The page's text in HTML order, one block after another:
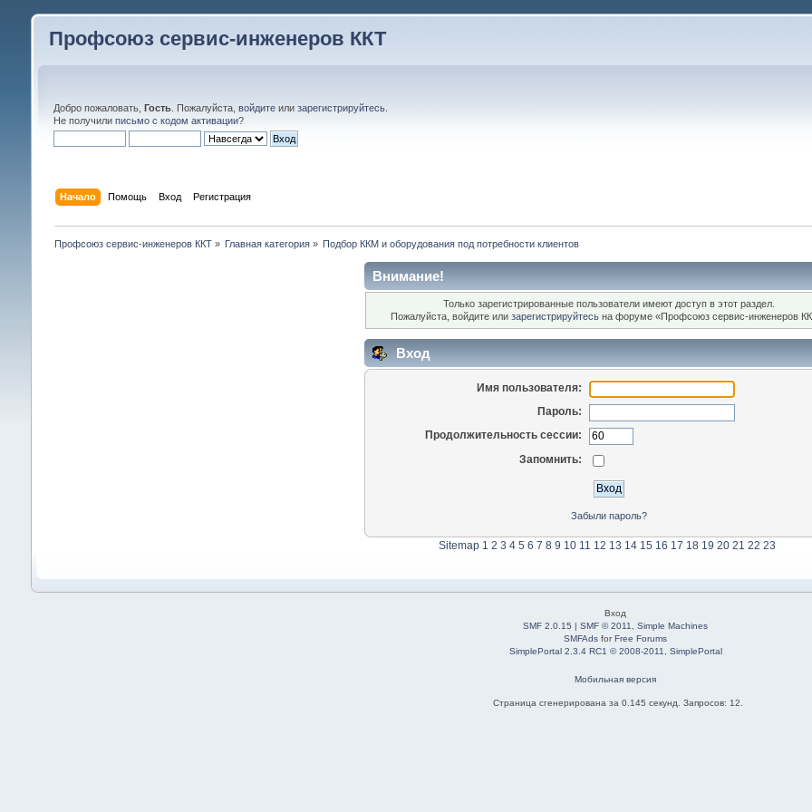
Профсоюз сервис-инженеров ККТ
Добро пожаловать, Гость. Пожалуйста, войдитеили зарегистрируйтесь.
Не получили письмо с кодом активации?
Начало Помощь Вход Регистрация
Профсоюз сервис-инженеров ККТ» Главная категория » Подбор ККМ и оборудования под потребности клиентов
Внимание!
Только зарегистрированные пользователи имеют доступ в этот раздел.
Пожалуйста, войдите илизарегистрируйтесь на форуме «Профсоюз сервис-инженеров
Вход
Имя пользователя:
Пароль:
Продолжительность сессии:
Запомнить:
Забыли пароль?
Sitemap 1 2 3 4 5 6 7 8 9 10 11 12 13 14 15 16 17 18 19 20 21 22 23
Вход
SMF 2.0.15 |SMF © 2011 ,Simple Machines
SMFAds forFree Forums
SimplePortal 2.3.4 RC1 © 2008-2011, SimplePortal
Мобильная версия
Страница сгенерирована за 0.145 секунд. Запросов: 12.